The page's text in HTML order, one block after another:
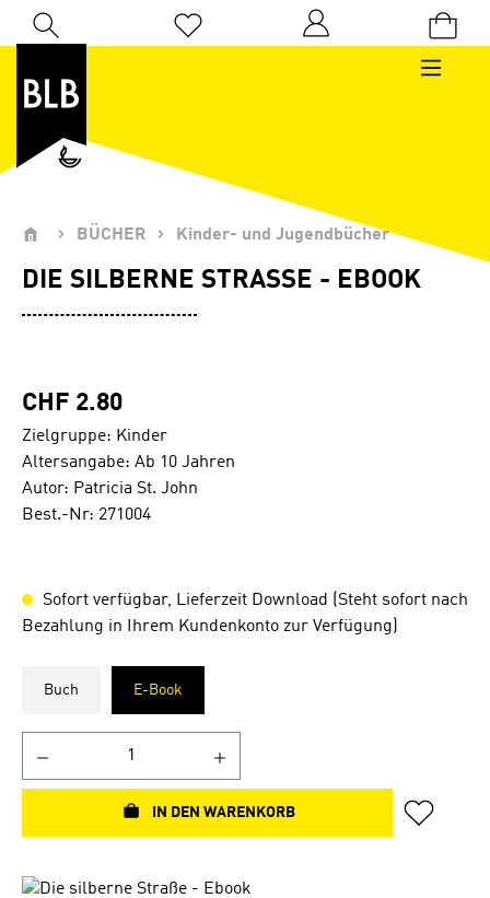
Zum Hauptinhalt springen
Du hast 0 Produkte auf dem Merkzettel
BÜCHER Kinder- und Jugendbücher
DIE SILBERNE STRASSE - EBOOK
CHF 2.80
Zielgruppe: Kinder
Altersangabe: Ab 10 Jahren
Autor: Patricia St. John
Best.-Nr: 271004
Sofort verfügbar, Lieferzeit Download (Steht sofort nach
Bezahlung in Ihrem Kundenkonto zur Verfügung)
Buch E-Book
IN DEN WARENKORB
Bildergalerie überspringen